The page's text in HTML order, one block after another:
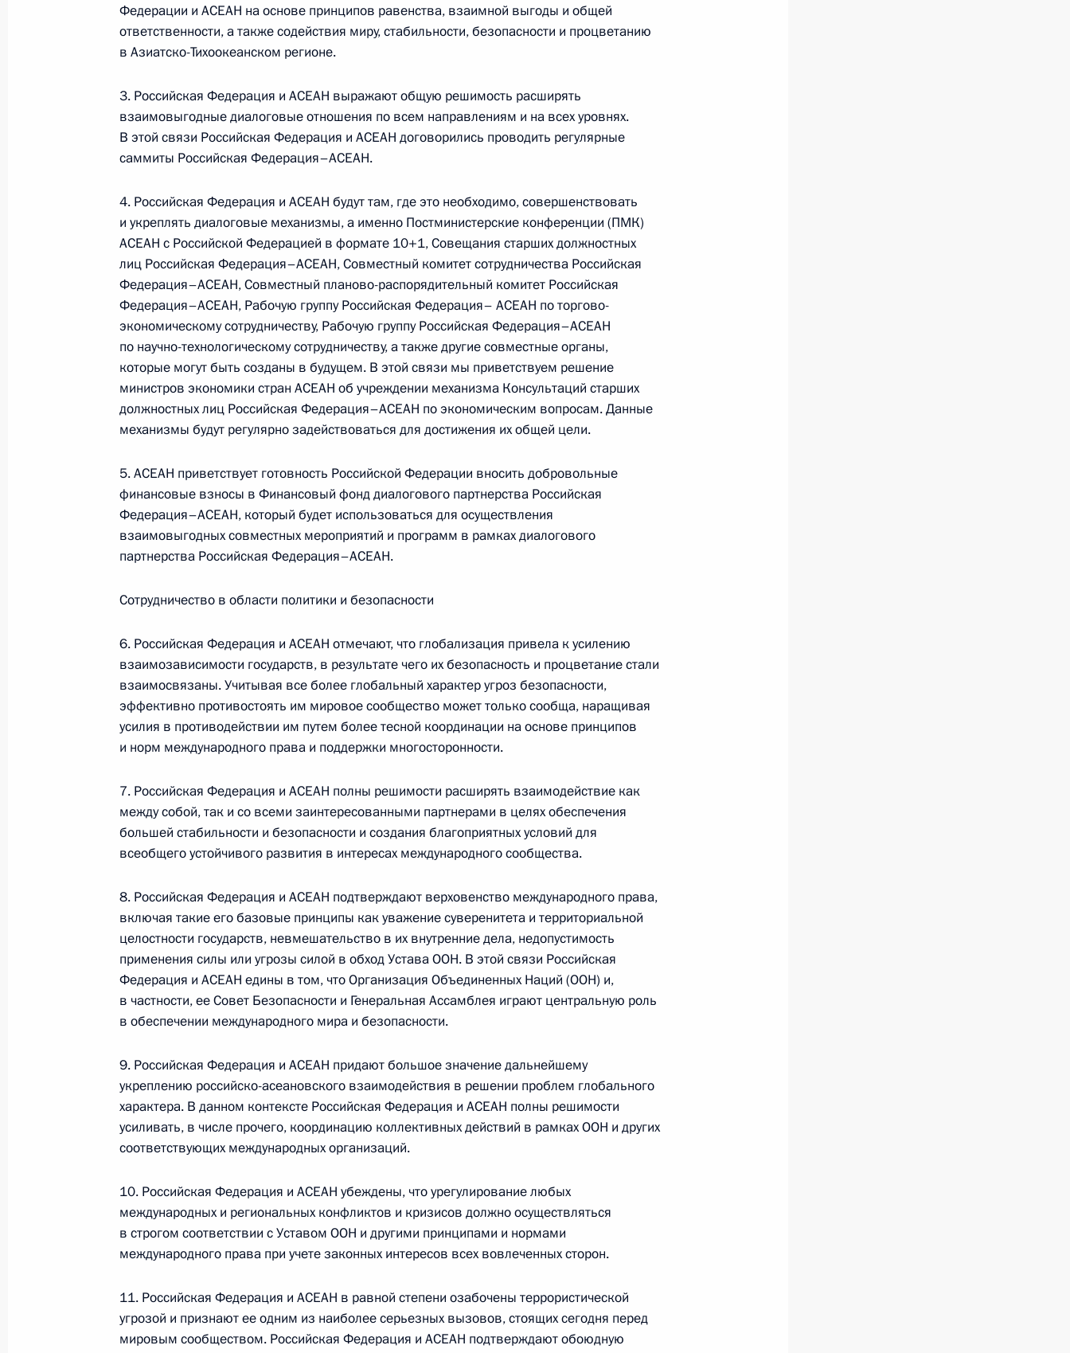
Руслан Эдельгериев посетил
Азербайджан
23 июля 2026 года, 19:00
Мария Львова-Белова
область
17 июля 2026 года, 18:00
В России во исполнение поручения
Президента появится единый
научно-методический центр
по продвижению русского языка
за рубежом
14 июля 2026 года, 16:00
Заседание межведомственной
рабочей группы по повышению
эффективности сохранения объектов
культурного наследия, находящихся
14 июля 2026 года, 15:00
Представлен доклад о деятельности
Уполномоченного по правам
ребёнка в 2025 году
Семинар-совещание по развитию
экосистем цифровой экономики
и цифровых платформ
Комиссии и советыпри Президенте России
Меры Правительства
по повышению устойчивости
экономики и поддержке
граждан в условиях санкций
Конституция Российской
Федерации
Отправить письмо Президенту
LETTERS.KREMLIN.RU
Официальный портал
PRAVO.GOV.RU
Правительство Российской
Федерации
Совет Федерации
Федерального Собрания
Российской Федерации
Разделы сайта
Президента
России
События
Структура
Видео и фото
Информационные
Президента России
Президент России
Текущий ресурс
Конституция России
Официальные
сетевые ресурсы
Президента России
MAX
ВКонтакте
Rutube
Правовая и
информация
О портале
Об использовании
информации сайта
Федерации и АСЕАН на основе принципов равенства, взаимной выгоды и общей
ответственности, а также содействия миру, стабильности, безопасности и процветанию
в Азиатско-Тихоокеанском регионе.
3. Российская Федерация и АСЕАН выражают общую решимость расширять
взаимовыгодные диалоговые отношения по всем направлениям и на всех уровнях.
В этой связи Российская Федерация и АСЕАН договорились проводить регулярные
саммиты Российская Федерация–АСЕАН.
4. Российская Федерация и АСЕАН будут там, где это необходимо, совершенствовать
и укреплять диалоговые механизмы, а именно Постминистерские конференции (ПМК)
АСЕАН с Российской Федерацией в формате 10+1, Совещания старших должностных
лиц Российская Федерация–АСЕАН, Совместный комитет сотрудничества Российская
Федерация–АСЕАН, Совместный планово-распорядительный комитет Российская
Федерация–АСЕАН, Рабочую группу Российская Федерация– АСЕАН по торгово-
экономическому сотрудничеству, Рабочую группу Российская Федерация–АСЕАН
по научно-технологическому сотрудничеству, а также другие совместные органы,
которые могут быть созданы в будущем. В этой связи мы приветствуем решение
министров экономики стран АСЕАН об учреждении механизма Консультаций старших
должностных лиц Российская Федерация–АСЕАН по экономическим вопросам. Данные
механизмы будут регулярно задействоваться для достижения их общей цели.
5. АСЕАН приветствует готовность Российской Федерации вносить добровольные
финансовые взносы в Финансовый фонд диалогового партнерства Российская
Федерация–АСЕАН, который будет использоваться для осуществления
взаимовыгодных совместных мероприятий и программ в рамках диалогового
партнерства Российская Федерация–АСЕАН.
Сотрудничество в области политики и безопасности
6. Российская Федерация и АСЕАН отмечают, что глобализация привела к усилению
взаимозависимости государств, в результате чего их безопасность и процветание стали
взаимосвязаны. Учитывая все более глобальный характер угроз безопасности,
эффективно противостоять им мировое сообщество может только сообща, наращивая
усилия в противодействии им путем более тесной координации на основе принципов
и норм международного права и поддержки многосторонности.
7. Российская Федерация и АСЕАН полны решимости расширять взаимодействие как
между собой, так и со всеми заинтересованными партнерами в целях обеспечения
большей стабильности и безопасности и создания благоприятных условий для
всеобщего устойчивого развития в интересах международного сообщества.
8. Российская Федерация и АСЕАН подтверждают верховенство международного права,
включая такие его базовые принципы как уважение суверенитета и территориальной
целостности государств, невмешательство в их внутренние дела, недопустимость
применения силы или угрозы силой в обход Устава ООН. В этой связи Российская
Федерация и АСЕАН едины в том, что Организация Объединенных Наций (ООН) и,
в частности, ее Совет Безопасности и Генеральная Ассамблея играют центральную роль
в обеспечении международного мира и безопасности.
9. Российская Федерация и АСЕАН придают большое значение дальнейшему
укреплению российско-асеановского взаимодействия в решении проблем глобального
характера. В данном контексте Российская Федерация и АСЕАН полны решимости
усиливать, в числе прочего, координацию коллективных действий в рамках ООН и других
соответствующих международных организаций.
10. Российская Федерация и АСЕАН убеждены, что урегулирование любых
международных и региональных конфликтов и кризисов должно осуществляться
в строгом соответствии с Уставом ООН и другими принципами и нормами
международного права при учете законных интересов всех вовлеченных сторон.
11. Российская Федерация и АСЕАН в равной степени озабочены террористической
угрозой и признают ее одним из наиболее серьезных вызовов, стоящих сегодня перед
мировым сообществом. Российская Федерация и АСЕАН подтверждают обоюдную